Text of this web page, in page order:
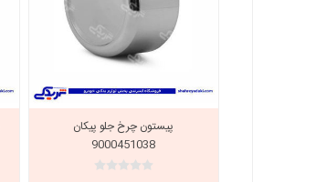
پیستون چرخ جلو پیکان
9000451038